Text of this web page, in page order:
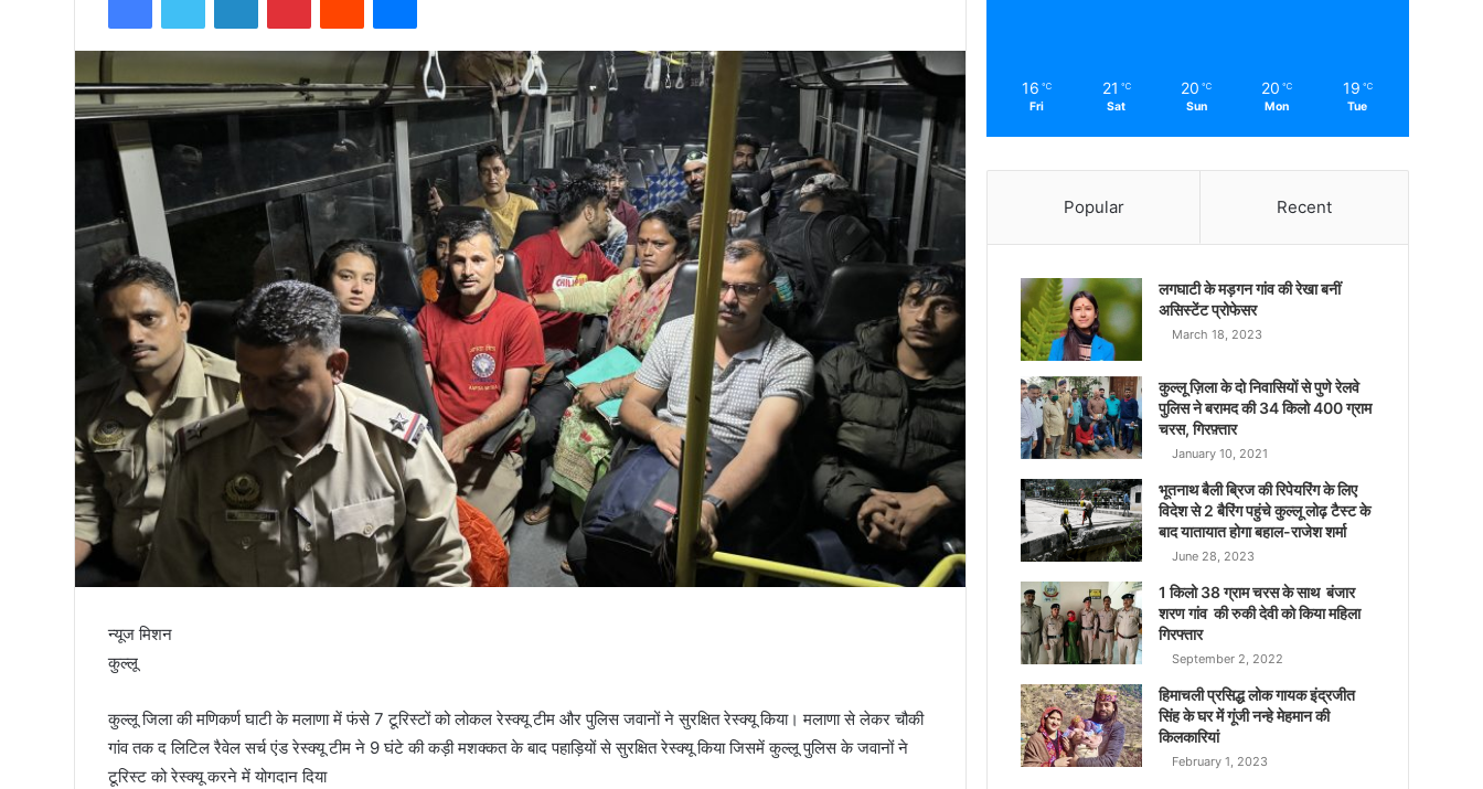
पर
फहराया
तिरंगा
न्यूज मिशन
कुल्लू
कुल्लू जिला की मणिकर्ण घाटी के मलाणा में फंसे 7 टूरिस्टों को लोकल रेस्क्यू टीम और पुलिस जवानों ने सुरक्षित रेस्क्यू किया। मलाणा से लेकर चौकी
गांव तक द लिटिल रैवेल सर्च एंड रेस्क्यू टीम ने 9 घंटे की कड़ी मशक्कत के बाद पहाड़ियों से सुरक्षित रेस्क्यू किया जिसमें कुल्लू पुलिस के जवानों ने
टूरिस्ट को रेस्क्यू करने में योगदान दिया
16 ℃
Fri
21 ℃
Sat
20 ℃
Sun
20 ℃
Mon
19 ℃
Tue
Popular Recent
लगघाटी के मड़गन गांव की रेखा बनीं
असिस्टेंट प्रोफेसर
March 18, 2023
कुल्लू ज़िला के दो निवासियों से पुणे रेलवे
पुलिस ने बरामद की 34 किलो 400 ग्राम
चरस, गिरफ़्तार
January 10, 2021
भूतनाथ बैली ब्रिज की रिपेयरिंग के लिए
विदेश से 2 बैरिंग पहुंचे कुल्लू लोढ़ टैस्ट के
बाद यातायात होगा बहाल-राजेश शर्मा
June 28, 2023
1 किलो 38 ग्राम चरस के साथ बंजार
शरण गांव की रुकी देवी को किया महिला
गिरफ्तार
September 2, 2022
हिमाचली प्रसिद्ध लोक गायक इंद्रजीत
सिंह के घर में गूंजी नन्हे मेहमान की
किलकारियां
February 1, 2023